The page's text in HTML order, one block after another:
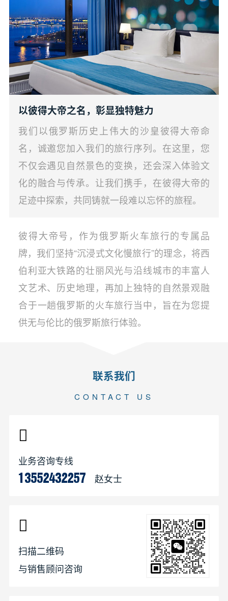
以彼得大帝之名，彰显独特魅力
我们以俄罗斯历史上伟大的沙皇彼得大帝命
名，诚邀您加入我们的旅行序列。在这里，您
不仅会遇见自然景色的变换，还会深入体验文
化的融合与传承。让我们携手，在彼得大帝的
足迹中探索，共同铸就一段难以忘怀的旅程。
彼得大帝号，作为俄罗斯火车旅行的专属品
牌，我们坚持“沉浸式文化慢旅行”的理念，将西
伯利亚大铁路的壮丽风光与沿线城市的丰富人
文艺术、历史地理，再加上独特的自然景观融
合于一趟俄罗斯的火车旅行当中，旨在为您提
供无与伦比的俄罗斯旅行体验。
联系我们
CONTACT US
业务咨询专线
13552432257 赵女士
扫描二维码
与销售顾问咨询